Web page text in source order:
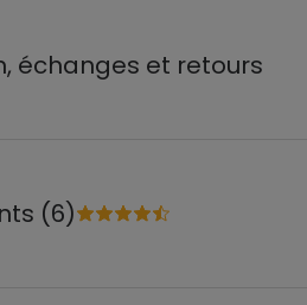
échanges et retours
(6)